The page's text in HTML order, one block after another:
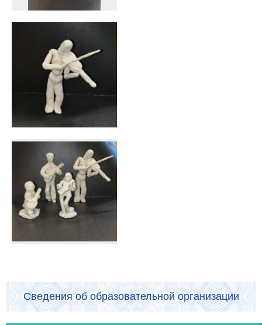
Сведения об образовательной организации